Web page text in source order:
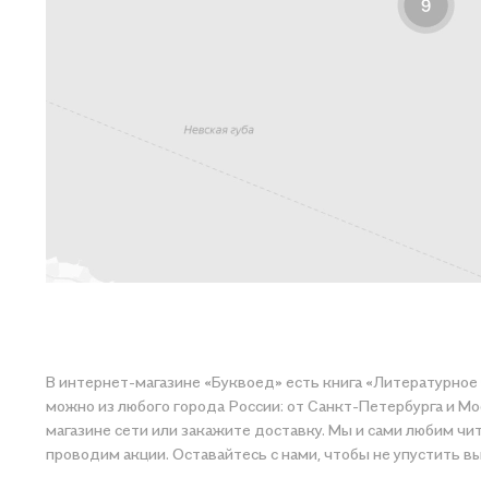
В интернет-магазине «Буквоед» есть книга
можно из любого города России: от Санкт-Петербурга и
магазине сети или закажите доставку. Мы и сами любим читать, поэтому делаем всё, чтобы вы
проводим акции. Оставайтесь с нами, чтобы не упустить